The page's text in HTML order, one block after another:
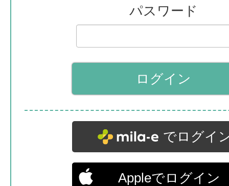
パスワード
でログイ
Appleでログイン